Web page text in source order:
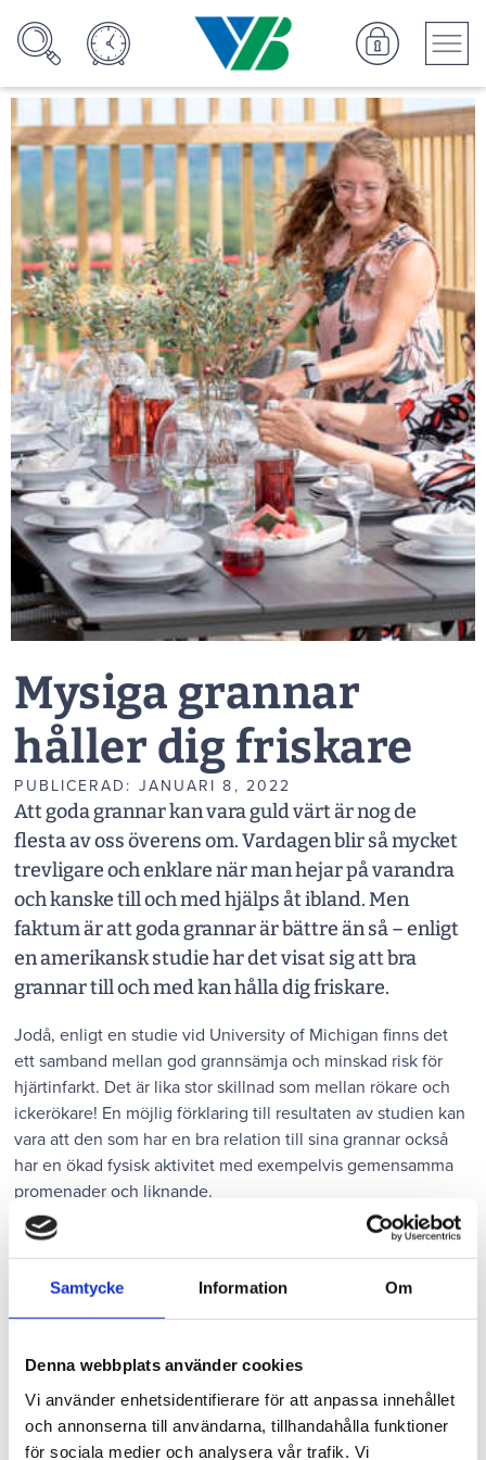
Samtycke Information Om
Denna webbplats använder cookies
Vi använder enhetsidentifierare för att anpassa innehållet
och annonserna till användarna, tillhandahålla funktioner
för sociala medier och analysera vår trafik. Vi
Mysiga grannar
håller dig friskare
PUBLICERAD: JANUARI 8, 2022
Att goda grannar kan vara guld värt är nog de
flesta av oss överens om. Vardagen blir så mycket
trevligare och enklare när man hejar på varandra
och kanske till och med hjälps åt ibland. Men
faktum är att goda grannar är bättre än så – enligt
en amerikansk studie har det visat sig att bra
grannar till och med kan hålla dig friskare.
Jodå, enligt en studie vid University of Michigan finns det
ett samband mellan god grannsämja och minskad risk för
hjärtinfarkt. Det är lika stor skillnad som mellan rökare och
ickerökare! En möjlig förklaring till resultaten av studien kan
vara att den som har en bra relation till sina grannar också
har en ökad fysisk aktivitet med exempelvis gemensamma
promenader och liknande.
Hur beter sig goda grannar?
Respekt, hänsyn och en vänlig inställning kommer man
långt med. Att ha en god kommunikation är också viktigt. En
bra start kan vara att gå runt och presentera sig och berätta
så att man ska greja hemma så att det låter eller kanske ska
ha en middag eller fest så är det god sed att man talar om
det för sina grannar innan. Då brukar de flesta vara mer
förstående. Och bor man nära sina grannar så krävs det ett